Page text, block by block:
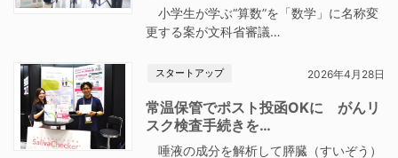
小学生が学ぶ“算数”を「数学」に名称変
更する案が文科省審議…
スタートアップ 2026年4月28日
常温保管でポスト投函OKに がんリ
スク検査手続きを…
唾液の成分を解析して膵臓（すいぞう）